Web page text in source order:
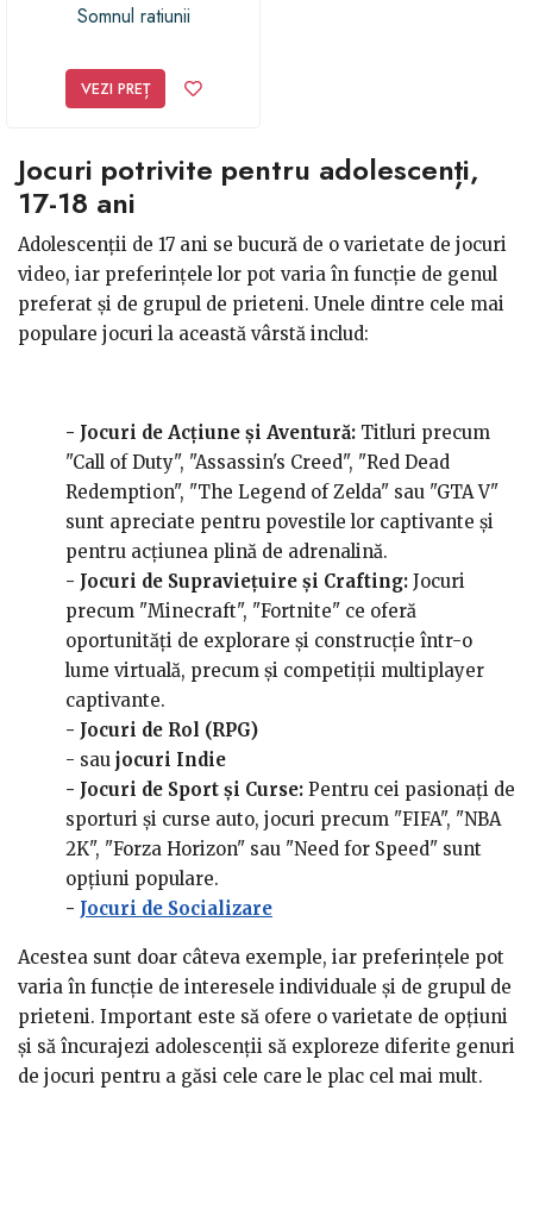
Somnul ratiunii
VEZI PREȚ
Jocuri potrivite pentru adolescenți,
17-18 ani
Adolescenții de 17 ani se bucură de o varietate de jocuri
video, iar preferințele lor pot varia în funcție de genul
preferat și de grupul de prieteni. Unele dintre cele mai
populare jocuri la această vârstă includ:
- Jocuri de Acțiune și Aventură: Titluri precum
"Call of Duty", "Assassin's Creed", "Red Dead
Redemption", "The Legend of Zelda" sau "GTA V"
sunt apreciate pentru povestile lor captivante și
pentru acțiunea plină de adrenalină.
- Jocuri de Supraviețuire și Crafting: Jocuri
precum "Minecraft", "Fortnite" ce oferă
oportunități de explorare și construcție într-o
lume virtuală, precum și competiții multiplayer
captivante.
- Jocuri de Rol (RPG)
- sau jocuri Indie
- Jocuri de Sport și Curse: Pentru cei pasionați de
sporturi și curse auto, jocuri precum "FIFA", "NBA
2K", "Forza Horizon" sau "Need for Speed" sunt
opțiuni populare.
- Jocuri de Socializare
Acestea sunt doar câteva exemple, iar preferințele pot
varia în funcție de interesele individuale și de grupul de
prieteni. Important este să ofere o varietate de opțiuni
și să încurajezi adolescenții să exploreze diferite genuri
de jocuri pentru a găsi cele care le plac cel mai mult.